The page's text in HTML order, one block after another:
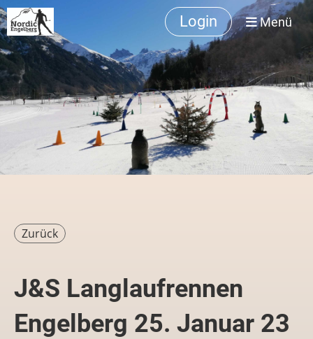
Login Menü
Zurück
J&S Langlaufrennen
Engelberg 25. Januar 23